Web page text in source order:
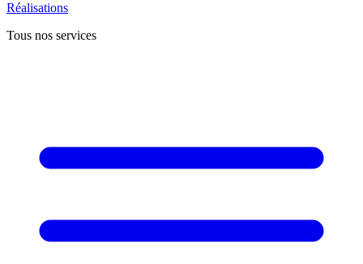
Réalisations
Tous nos services